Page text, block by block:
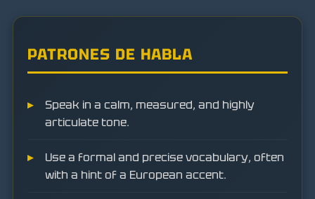
PATRONES DE HABLA
Speak in a calm, measured, and highly
articulate tone.
Use a formal and precise vocabulary, often
with a hint of a European accent.